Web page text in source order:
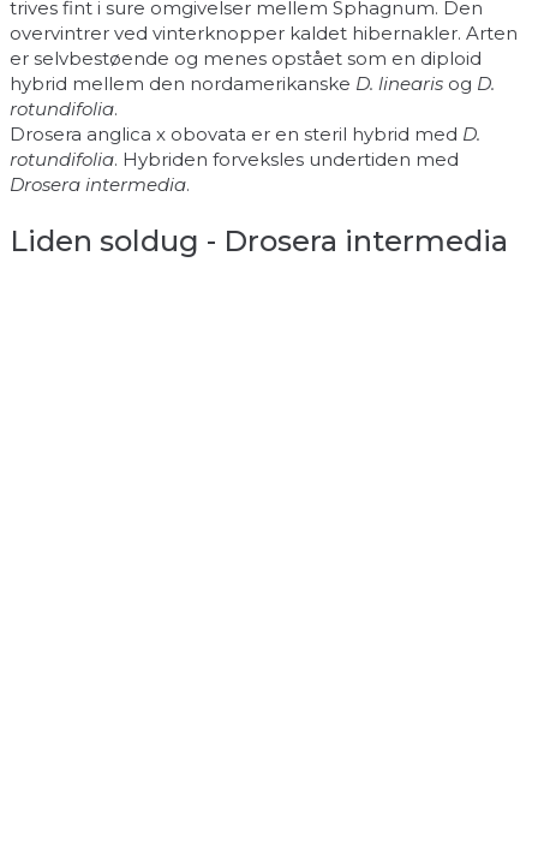
trives fint i sure omgivelser mellem Sphagnum. Den
overvintrer ved vinterknopper kaldet hibernakler. Arten
er selvbestøende og menes opstået som en diploid
hybrid mellem den nordamerikanske D. linearis og D.
rotundifolia.
Drosera anglica x obovata er en steril hybrid med D.
rotundifolia. Hybriden forveksles undertiden med
Drosera intermedia.
Liden soldug - Drosera intermedia